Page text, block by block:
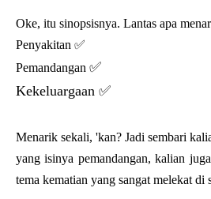
Oke, itu sinopsisnya. Lantas apa
Penyakitan ✅
Pemandangan ✅
Kekeluargaan ✅
Menarik sekali, 'kan? Jadi sembari
yang isinya pemandangan, kalian
tema kematian yang sangat melekat di